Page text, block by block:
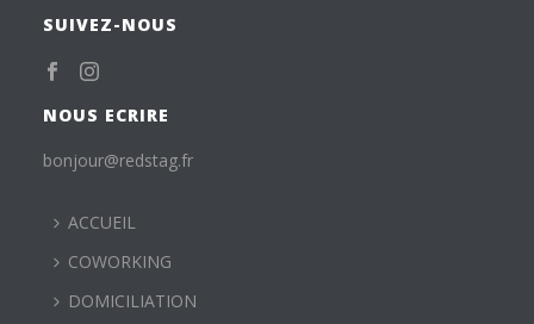
SUIVEZ-NOUS
NOUS ECRIRE
bonjour@redstag.fr
ACCUEIL
COWORKING
DOMICILIATION